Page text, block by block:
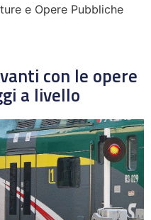
e Opere Pubbliche
con le opere
a livello